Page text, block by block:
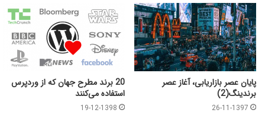
پایان عصر بازاریابی، آغاز عصر
برندینگ(2)
26-11-1397
20 برند مطرح جهان که از وردپرس
استفاده می‌کنند
19-12-1398